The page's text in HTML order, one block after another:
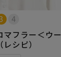
マフラー＜ウー
シピ）